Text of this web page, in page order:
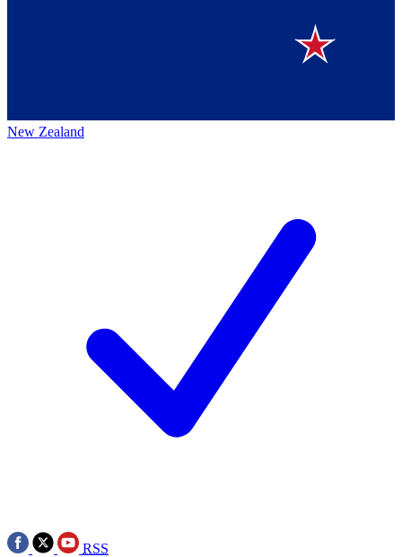
New Zealand
RSS